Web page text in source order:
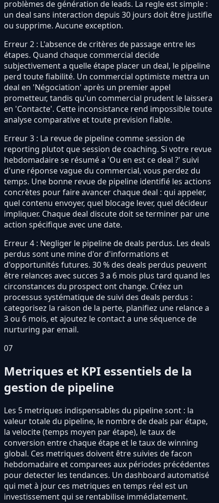
problèmes de génération de leads. La regle est simple :
un deal sans interaction depuis 30 jours doit être justifie
ou supprime. Aucune exception.
Erreur 2 : L'absence de critères de passage entre les
étapes. Quand chaque commercial decide
subjectivement a quelle étape placer un deal, le pipeline
perd toute fiabilité. Un commercial optimiste mettra un
deal en 'Négociation' après un premier appel
prometteur, tandis qu'un commercial prudent le laissera
en 'Contacte'. Cette inconsistance rend impossible toute
analyse comparative et toute prevision fiable.
Erreur 3 : La revue de pipeline comme session de
reporting plutot que session de coaching. Si votre revue
hebdomadaire se résumé a 'Ou en est ce deal ?' suivi
d'une réponse vague du commercial, vous perdez du
temps. Une bonne revue de pipeline identifié les actions
concrètes pour faire avancer chaque deal : qui appeler,
quel contenu envoyer, quel blocage lever, quel décideur
impliquer. Chaque deal discute doit se terminer par une
action spécifique avec une date.
Erreur 4 : Negliger le pipeline de deals perdus. Les deals
perdus sont une mine d'or d'informations et
d'opportunités futures. 30 % des deals perdus peuvent
être relances avec succes 3 a 6 mois plus tard quand les
circonstances du prospect ont change. Créez un
processus systématique de suivi des deals perdus :
categorisez la raison de la perte, planifiez une relance a
3 ou 6 mois, et ajoutez le contact a une séquence de
nurturing par email.
07
Metriques et KPI essentiels de la
gestion de pipeline
Les 5 metriques indispensables du pipeline sont : la
valeur totale du pipeline, le nombre de deals par étape,
la velocite (temps moyen par étape), le taux de
conversion entre chaque étape et le taux de winning
global. Ces metriques doivent être suivies de facon
hebdomadaire et comparees aux périodes précédentes
pour detecter les tendances. Un dashboard automatisé
qui met à jour ces metriques en temps réel est un
investissement qui se rentabilise immédiatement.